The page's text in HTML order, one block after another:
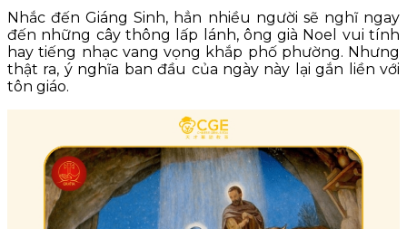
Nhắc đến Giáng Sinh, hẳn nhiều người sẽ nghĩ ngay
đến những cây thông lấp lánh, ông già Noel vui tính
hay tiếng nhạc vang vọng khắp phố phường. Nhưng
thật ra, ý nghĩa ban đầu của ngày này lại gắn liền với
tôn giáo.